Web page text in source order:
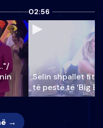
02:56
Selin shpallet
të pestë të ‘Big
→